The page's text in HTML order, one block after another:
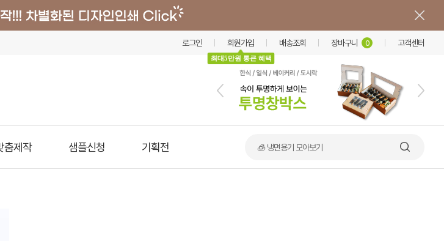
로그인 회원가입
최대5만원 통큰 혜택
배송조회 장바구니 0 고객센터
춤제작 샘플신청 기획전 🍲 덮밥·비빔밥 가마솥용기